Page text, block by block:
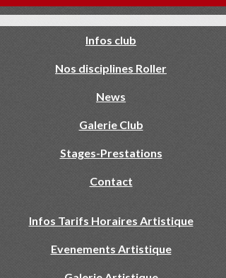
Infos club
Nos disciplines Roller
News
Galerie Club
Stages-Prestations
Contact
Infos Tarifs Horaires Artistique
Evenements Artistique